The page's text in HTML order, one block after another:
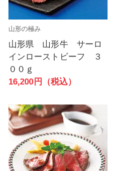
山形の極み
山形県 山形牛 サーロ
インローストビーフ ３
００ｇ
16,200円（税込）